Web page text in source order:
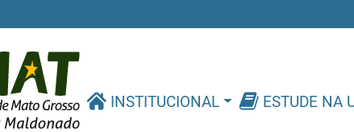
INSTITUCIONAL
ESTUDE NA